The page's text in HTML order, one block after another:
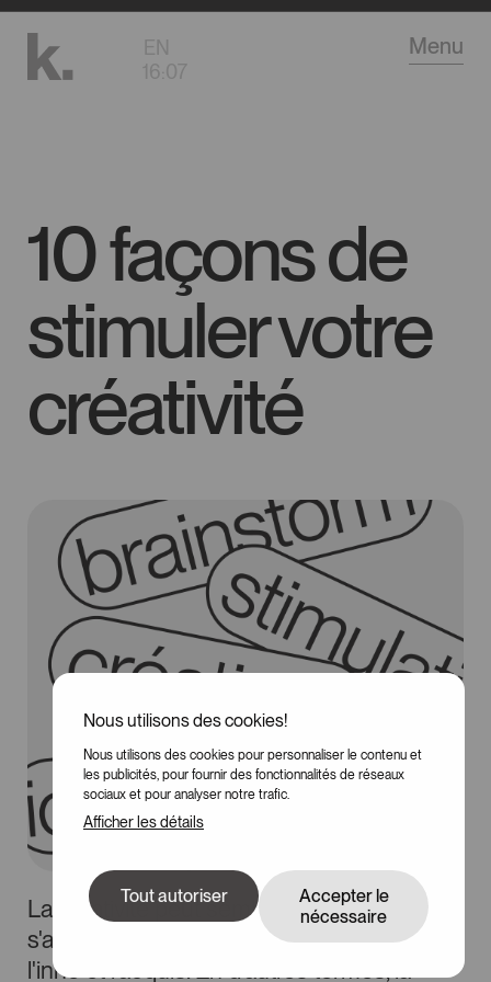
Nous utilisons des cookies!
Nous utilisons des cookies pour personnaliser le contenu et
les publicités, pour fournir des fonctionnalités de réseaux
sociaux et pour analyser notre trafic.
Afficher les détails
Tout autoriser
Accepter le
nécessaire
contenu
EN
16:07
Menu
10 façons de
stimuler votre
créativité
La créativité peut sembler innée, mais il
s'agit en fait d'un équilibre délicat entre
l'inné et l'acquis. En d'autres termes, la